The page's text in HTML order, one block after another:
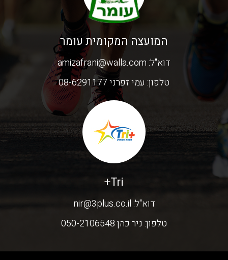
המועצה המקומית עומר
דוא"ל: amizafrani@walla.com
טלפון: עמי זפרני 08-6291177
Tri+
דוא"ל:nir@3plus.co.il
טלפון: ניר כהן 050-2106548